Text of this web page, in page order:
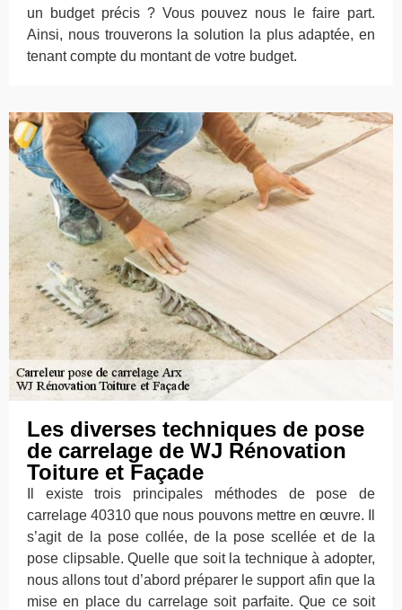
un budget précis ? Vous pouvez nous le faire part.
Ainsi, nous trouverons la solution la plus adaptée, en
tenant compte du montant de votre budget.
Les diverses techniques de pose
de carrelage de WJ Rénovation
Toiture et Façade
Il existe trois principales méthodes de pose de
carrelage 40310 que nous pouvons mettre en œuvre. Il
s’agit de la pose collée, de la pose scellée et de la
pose clipsable. Quelle que soit la technique à adopter,
nous allons tout d’abord préparer le support afin que la
mise en place du carrelage soit parfaite. Que ce soit